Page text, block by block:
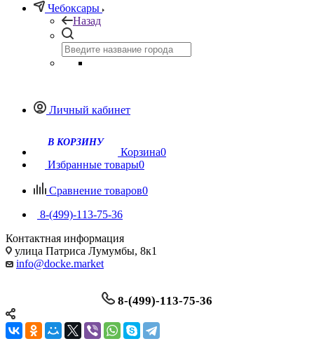
Чебоксары
Назад
Личный кабинет
Корзина0
Избранные товары0
Сравнение товаров0
8-(499)-113-75-36
Контактная информация
улица Патриса Лумумбы, 8к1
info@docke.market
8-(499)-113-75-36